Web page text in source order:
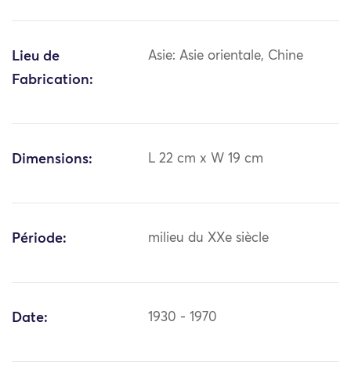
Lieu de
Fabrication:
Asie: Asie orientale, Chine
Dimensions: L 22 cm x W 19 cm
Période: milieu du XXe siècle
Date: 1930 - 1970